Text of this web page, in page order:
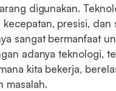
digunakan.
kecepatan, presisi, dan
sangat bermanfaat
adanya teknologi,
kita bekerja,
masalah.